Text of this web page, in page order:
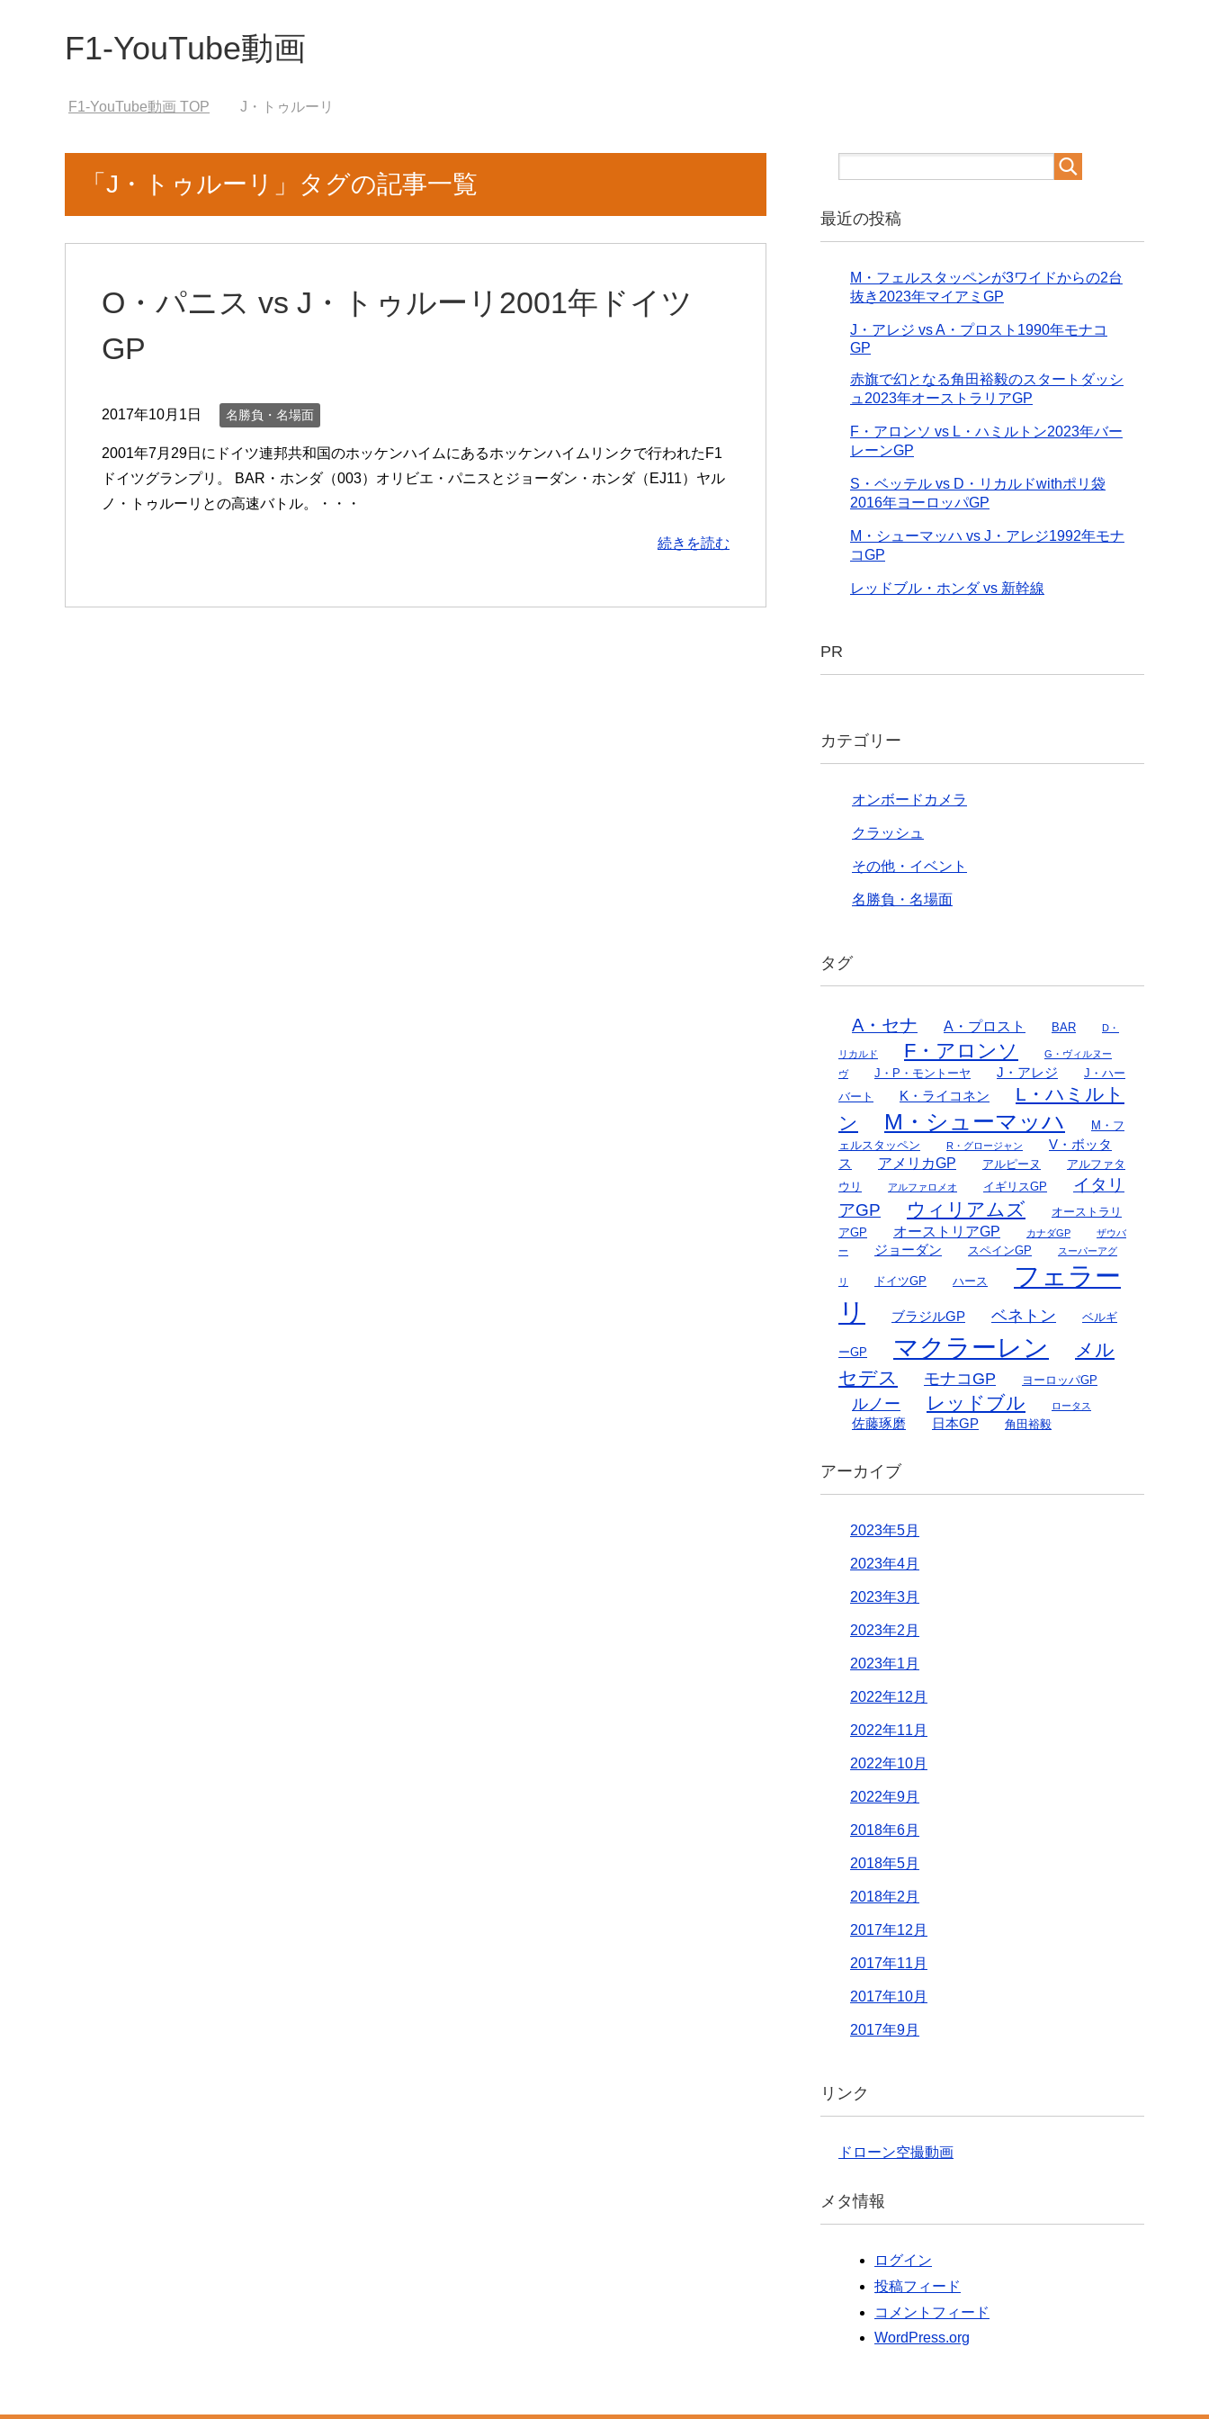
F1-YouTube動画
F1-YouTube動画 TOP J・トゥルーリ
「J・トゥルーリ」タグの記事一覧
O・パニス vs J・トゥルーリ2001年ドイツ
GP
2017年10月1日 名勝負・名場面
2001年7月29日にドイツ連邦共和国のホッケンハイムにあるホッケンハイムリンクで行われたF1
ドイツグランプリ。 BAR・ホンダ（003）オリビエ・パニスとジョーダン・ホンダ（EJ11）ヤル
ノ・トゥルーリとの高速バトル。・・・
続きを読む
最近の投稿
M・フェルスタッペンが3ワイドからの2台
抜き2023年マイアミGP
J・アレジ vs A・プロスト1990年モナコ
GP
赤旗で幻となる角田裕毅のスタートダッシ
ュ2023年オーストラリアGP
F・アロンソ vs L・ハミルトン2023年バー
レーンGP
S・ベッテル vs D・リカルドwithポリ袋
2016年ヨーロッパGP
M・シューマッハ vs J・アレジ1992年モナ
コGP
レッドブル・ホンダ vs 新幹線
PR
カテゴリー
オンボードカメラ
クラッシュ
その他・イベント
名勝負・名場面
タグ
A・セナ A・プロスト BAR D・
リカルド F・アロンソ
G・ヴィルヌー
ヴ
J・P・モントーヤ J・アレジ
J・ハー
バート
K・ライコネン
L・ハミルト
ン
M・シューマッハ
M・フ
ェルスタッペン
R・グロージャン
V・ボッタ
ス
アメリカGP アルピーヌ
アルファタ
ウリ
アルファロメオ イギリスGP
イタリ
アGP
ウィリアムズ
オーストラリ
アGP
オーストリアGP カナダGP
ザウバ
ー
ジョーダン スペインGP スーパーアグ
リ ドイツGP ハース
フェラー
リ
ブラジルGP ベネトン ベルギ
ーGP マクラーレン
メル
セデス
モナコGP ヨーロッパGP
ルノー レッドブル ロータス
佐藤琢磨 日本GP 角田裕毅
アーカイブ
2023年5月
2023年4月
2023年3月
2023年2月
2023年1月
2022年12月
2022年11月
2022年10月
2022年9月
2018年6月
2018年5月
2018年2月
2017年12月
2017年11月
2017年10月
2017年9月
リンク
ドローン空撮動画
メタ情報
ログイン
投稿フィード
コメントフィード
WordPress.org